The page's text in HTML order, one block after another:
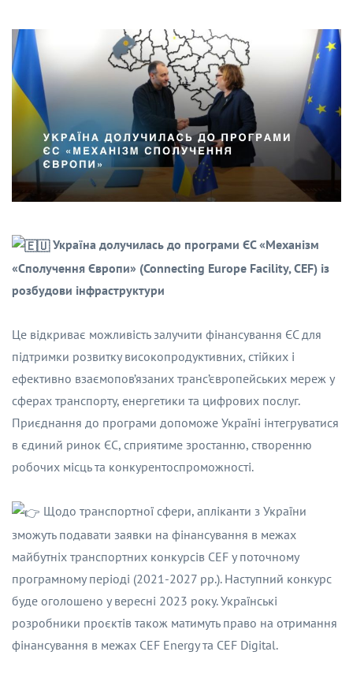
Україна долучилась до програми ЄС «Механізм
«Сполучення Європи» (Connecting Europe Facility, CEF) із
розбудови інфраструктури
Це відкриває можливість залучити фінансування ЄС для
підтримки розвитку високопродуктивних, стійких і
ефективно взаємопов’язаних транс’європейських мереж у
сферах транспорту, енергетики та цифрових послуг.
Приєднання до програми допоможе Україні інтегруватися
в єдиний ринок ЄС, сприятиме зростанню, створенню
робочих місць та конкурентоспроможності.
Щодо транспортної сфери, апліканти з України
зможуть подавати заявки на фінансування в межах
майбутніх транспортних конкурсів CEF у поточному
програмному періоді (2021-2027 рр.). Наступний конкурс
буде оголошено у вересні 2023 року. Українські
розробники проєктів також матимуть право на отримання
фінансування в межах CEF Energy та CEF Digital.